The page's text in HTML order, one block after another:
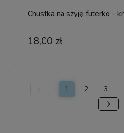
Chustka na szyję futerko -
18,00 zł
1 2 3